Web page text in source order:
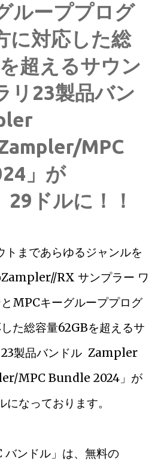
ループプログ
に対応した総
超えるサウン
リ23製品バン
MPC
」が
29ドルに！！
まであらゆるジャンルを
RX サンプラー ワ
MPCキーグループプログ
た総容量62GBを超えるサ
23製品バンドル Zampler
MPC Bundle 2024」が
なっております。
ンドル」は、無料の